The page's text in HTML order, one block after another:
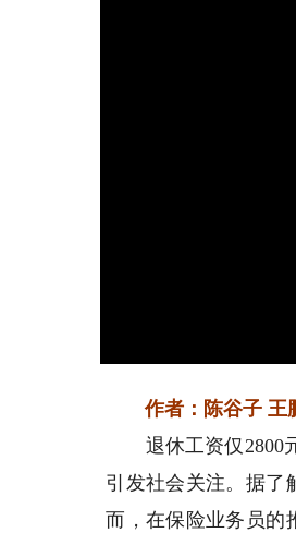
作者：陈谷子 王
退休工资仅2800元
引发社会关注。据了
而，在保险业务员的